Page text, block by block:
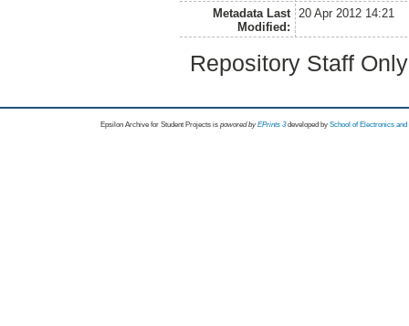
Metadata Last
Modified:
20 Apr 2012 14:21
Repository Staff
Epsilon Archive for Student Projects is powored byEPrints 3 developed by School of Electronics